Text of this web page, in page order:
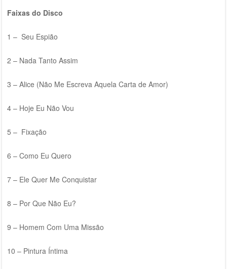
Faixas do Disco
1 – Seu Espião
2 – Nada Tanto Assim
3 – Alice (Não Me Escreva Aquela Carta de Amor)
4 – Hoje Eu Não Vou
5 – Fixação
6 – Como Eu Quero
7 – Ele Quer Me Conquistar
8 – Por Que Não Eu?
9 – Homem Com Uma Missão
10 – Pintura Íntima